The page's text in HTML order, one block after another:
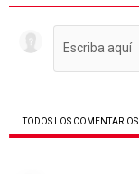
TODOS LOS COMENTARIOS